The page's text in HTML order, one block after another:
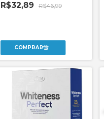
R$32,89 R$46,99